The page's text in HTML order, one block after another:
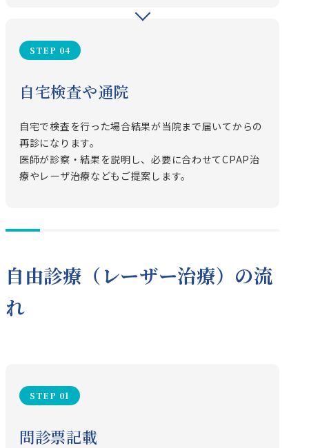
STEP 04
自宅検査や通院
自宅で検査を行った場合結果が当院まで届いてからの
再診になります。
医師が診察・結果を説明し、必要に合わせてCPAP治
療やレーザ治療などもご提案します。
自由診療（レーザー治療）の流
れ
STEP 01
問診票記載